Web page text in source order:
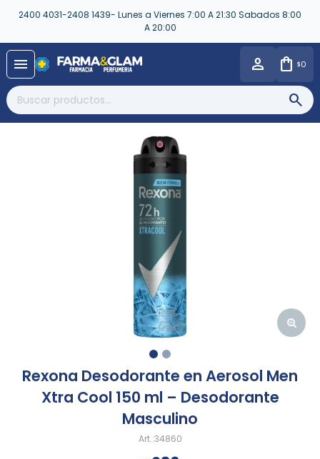
2400 4031-2408 1439- Lunes a Viernes 7:00 A 21:30 Sabados 8:00
A 20:00
menu $0
Rexona Desodorante en Aerosol Men
Xtra Cool 150 ml – Desodorante
Masculino
34860